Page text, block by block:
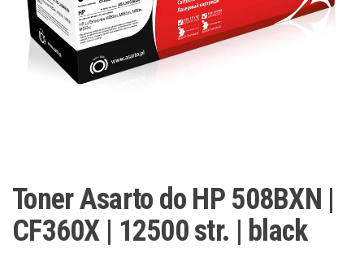
Toner Asarto do HP 508BXN |
CF360X | 12500 str. | black